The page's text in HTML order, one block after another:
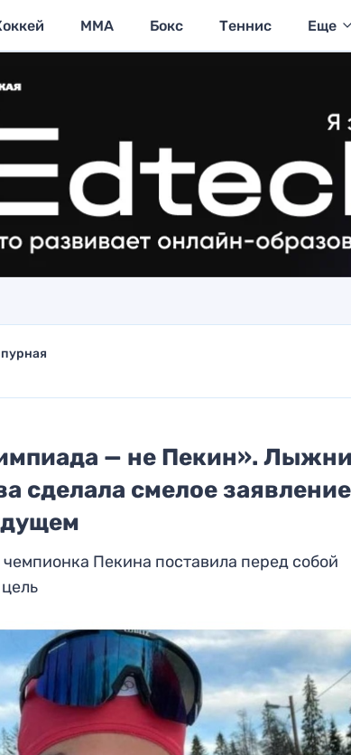
MMA Бокс Теннис Еще
— не Пекин».
сделала смелое
Пекина поставила перед собой